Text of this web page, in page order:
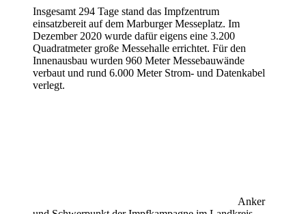
Insgesamt 294 Tage stand das Impfzentrum
einsatzbereit auf dem Marburger Messeplatz. Im
Dezember 2020 wurde dafür eigens eine 3.200
Quadratmeter große Messehalle errichtet. Für den
Innenausbau wurden 960 Meter Messebauwände
verbaut und rund 6.000 Meter Strom- und Datenkabel
verlegt.
Anker